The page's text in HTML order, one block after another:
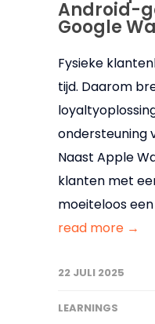
Android-
Google
Fysieke
tijd. Daarom
ondersteuning
Naast Apple
klanten met
moeiteloos
read more →
22 JULI 2025
LEARNINGS